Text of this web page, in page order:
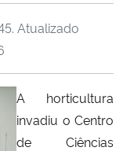
. Atualizado
A horticultura
invadiu o Centro
de Ciências